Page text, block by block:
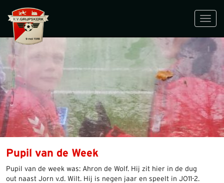
Pupil van de Week
Pupil van de week was: Ahron de Wolf. Hij zit hier in de dug
out naast Jorn v.d. Wilt. Hij is negen jaar en speelt in JO11-2.